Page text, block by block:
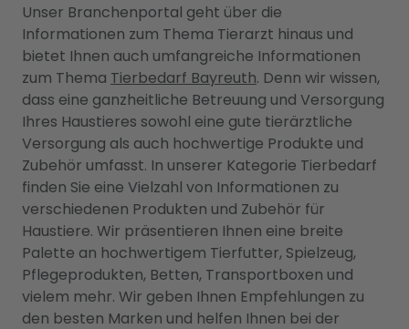
Unser Branchenportal geht über die
Informationen zum Thema Tierarzt hinaus und
bietet Ihnen auch umfangreiche Informationen
zum Thema Tierbedarf Bayreuth. Denn wir wissen,
dass eine ganzheitliche Betreuung und Versorgung
Ihres Haustieres sowohl eine gute tierärztliche
Versorgung als auch hochwertige Produkte und
Zubehör umfasst. In unserer Kategorie Tierbedarf
finden Sie eine Vielzahl von Informationen zu
verschiedenen Produkten und Zubehör für
Haustiere. Wir präsentieren Ihnen eine breite
Palette an hochwertigem Tierfutter, Spielzeug,
Pflegeprodukten, Betten, Transportboxen und
vielem mehr. Wir geben Ihnen Empfehlungen zu
den besten Marken und helfen Ihnen bei der